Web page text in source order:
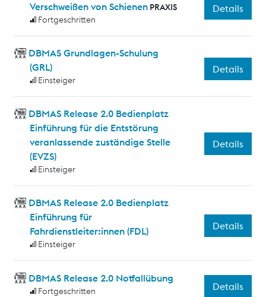
Verschweißen von Schienen PRAXIS
Fortgeschritten
Details
DBMAS Grundlagen-Schulung
(GRL)
Einsteiger
Details
DBMAS Release 2.0 Bedienplatz
Einführung für die Entstörung
veranlassende zuständige Stelle
(EVZS)
Einsteiger
Details
DBMAS Release 2.0 Bedienplatz
Einführung für
Fahrdienstleiter:innen (FDL)
Einsteiger
Details
DBMAS Release 2.0 Notfallübung
Fortgeschritten Details